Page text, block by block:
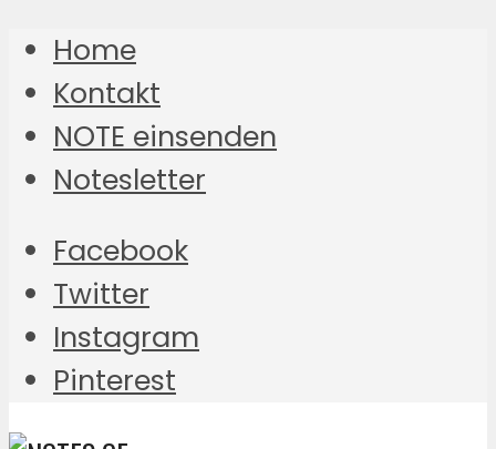
Home
Kontakt
NOTE einsenden
Notesletter
Facebook
Twitter
Instagram
Pinterest